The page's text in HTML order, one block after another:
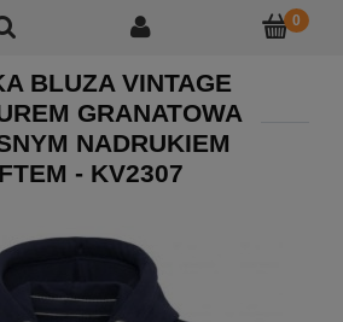
BLUZA VINTAGE
GRANATOWA
NADRUKIEM
- KV2307